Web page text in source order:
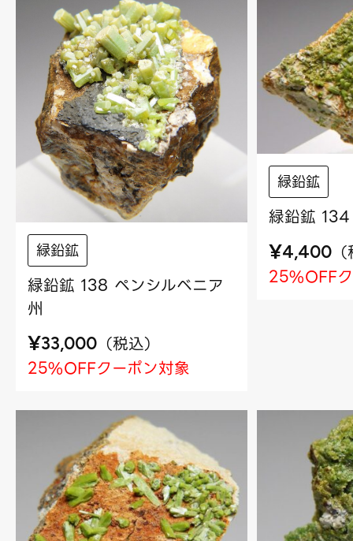
緑鉛鉱
緑鉛鉱 138 ペンシルベニア
州
¥33,000 （税込）
25%OFFクーポン対象
緑鉛鉱
緑鉛鉱
¥4,400 （
25%OFF